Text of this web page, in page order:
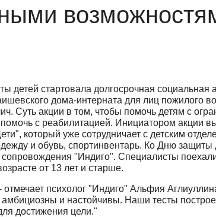
детей стартовала долгосрочная социальная
дома-интерната для лиц пожилого
Суть акции в том, чтобы помочь детям с
с реабилитацией. Инициатором акции
который уже сотрудничает с детским
и обувь, спортинвентарь. Ко Дню защиты
"Индиго". Специалисты
от 13 лет и старше.
психолог "Индиго" Альфия
и настойчивы. Наши тесты
достижения цели."